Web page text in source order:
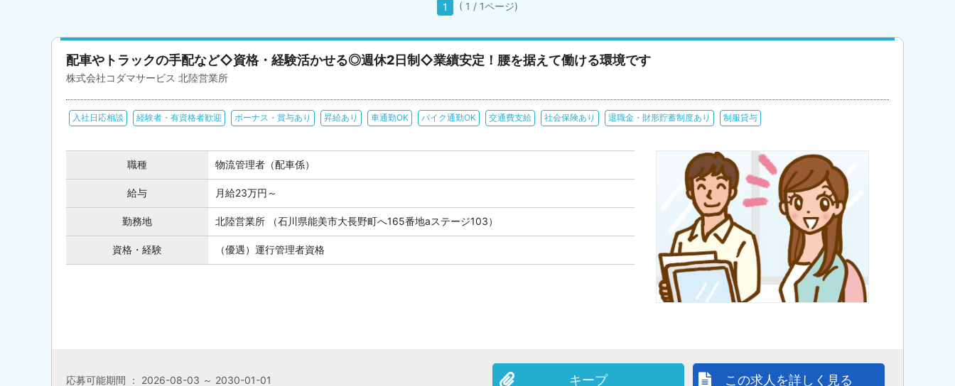
1 ( 1 / 1ページ)
配車やトラックの手配など◇資格・経験活かせる◎週休2日制◇業績安定！腰を据えて働ける環境です
株式会社コダマサービス 北陸営業所
入社日応相談 経験者・有資格者歓迎 ボーナス・賞与あり 昇給あり 車通勤OK バイク通勤OK 交通費支給 社会保険あり 退職金・財形貯蓄制度あり 制服貸与
職種 物流管理者（配車係）
給与 月給23万円～
勤務地 北陸営業所 （石川県能美市大長野町へ165番地aステージ103）
資格・経験 （優遇）運行管理者資格
この求人を詳しく見る
キープ
応募可能期間 ： 2026-08-03 ～ 2030-01-01